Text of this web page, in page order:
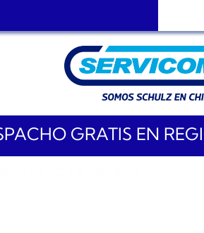
GRATIS EN